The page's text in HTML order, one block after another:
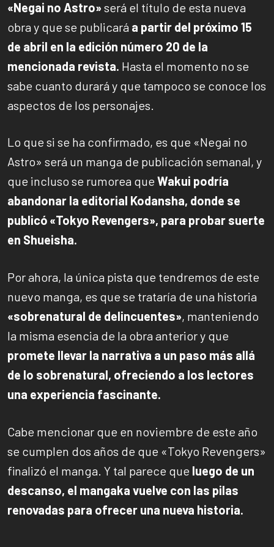
«Negai no Astro»será el título de esta nueva
obra y que se publicará a partir del próximo 15
de abril en la edición número 20 de la
mencionada revista. Hasta el momento no se
sabe cuanto durará y que tampoco se conoce los
aspectos de los personajes.
Lo que si se ha confirmado, es que «Negai no
Astro» será un manga de publicación semanal, y
que incluso se rumorea que Wakui podría
abandonar la editorial Kodansha, donde se
publicó «Tokyo Revengers», para probar suerte
en Shueisha.
Por ahora, la única pista que tendremos de este
nuevo manga, es que se trataría de una historia
«sobrenatural de delincuentes», manteniendo
la misma esencia de la obra anterior y que
promete llevar la narrativa a un paso más allá
de lo sobrenatural, ofreciendo a los lectores
una experiencia fascinante.
Cabe mencionar que en noviembre de este año
se cumplen dos años de que «Tokyo Revengers»
finalizó el manga. Y tal parece que luego de un
descanso, el mangaka vuelve con las pilas
renovadas para ofrecer una nueva historia.